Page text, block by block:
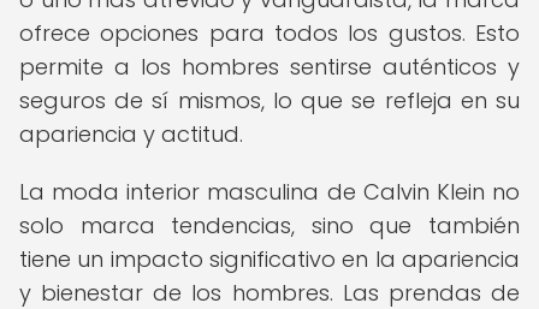
ofrece opciones para todos los gustos. Esto
permite a los hombres sentirse auténticos y
seguros de sí mismos, lo que se refleja en su
apariencia y actitud.
La moda interior masculina de Calvin Klein no
solo marca tendencias, sino que también
tiene un impacto significativo en la apariencia
y bienestar de los hombres. Las prendas de